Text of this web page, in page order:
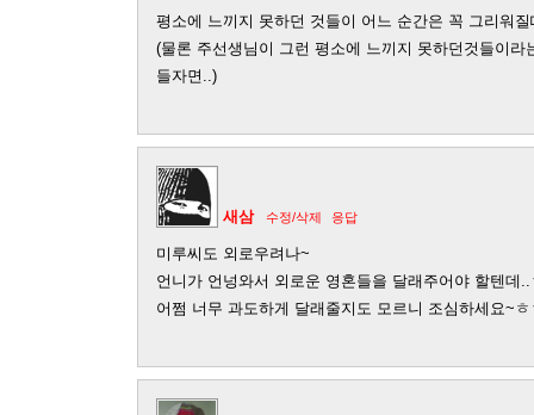
평소에 느끼지 못하던 것들이 어느 순간은 꼭 그리워
(물론 주선생님이 그런 평소에 느끼지 못하던것들이
들자면..)
새삼 수정/삭제 응답
미루씨도 외로우려나~
언니가 언넝와서 외로운 영혼들을 달래주어야 할텐데..
어쩜 너무 과도하게 달래줄지도 모르니 조심하세요~ㅎ